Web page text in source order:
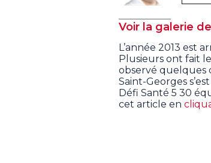
Voir la galerie
L’année 2013 est
Plusieurs ont fait
observé quelques
Saint-Georges
Défi Santé 5 30
cet article en